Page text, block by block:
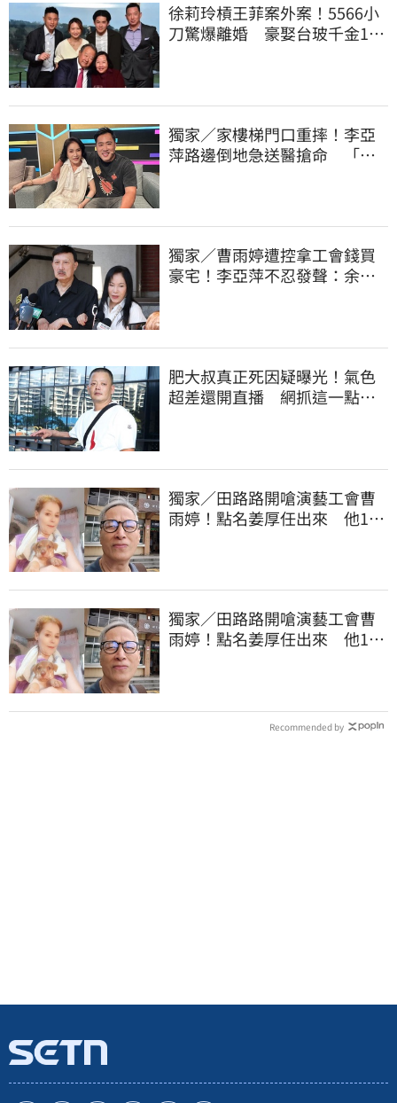
徐莉玲槓王菲案外案！5566小
刀驚爆離婚 豪娶台玻千金14
獨家／家樓梯門口重摔！李亞
萍路邊倒地急送醫搶命 「最
獨家／曹雨婷遭控拿工會錢買
豪宅！李亞萍不忍發聲：余天
肥大叔真正死因疑曝光！氣色
超差還開直播 網抓這一點超
獨家／田路路開嗆演藝工會曹
雨婷！點名姜厚任出來 他16
獨家／田路路開嗆演藝工會曹
雨婷！點名姜厚任出來 他16
Recommended by